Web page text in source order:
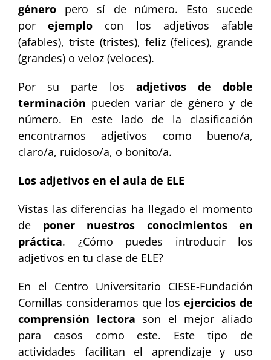
género pero sí de número. Esto sucede
porejemplo con los adjetivos afable
(afables), triste (tristes), feliz (felices), grande
(grandes) o veloz (veloces).
Por su parte los adjetivos de doble
terminación pueden variar de género y de
número. En este lado de la clasificación
encontramos adjetivos como bueno/a,
claro/a, ruidoso/a, o bonito/a.
Los adjetivos en el aula de ELE
Vistas las diferencias ha llegado el momento
de poner nuestros conocimientos en
práctica. ¿Cómo puedes introducir los
adjetivos en tu clase de ELE?
En el Centro Universitario CIESE-Fundación
Comillas consideramos que los ejercicios de
comprensión lectora son el mejor aliado
para casos como este. Este tipo de
actividades facilitan el aprendizaje y uso